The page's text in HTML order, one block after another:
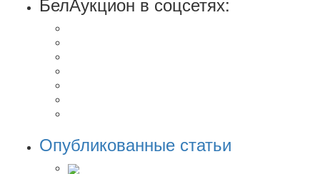
Опубликованные статьи